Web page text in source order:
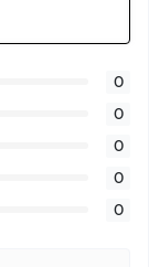
0
0
0
0
0